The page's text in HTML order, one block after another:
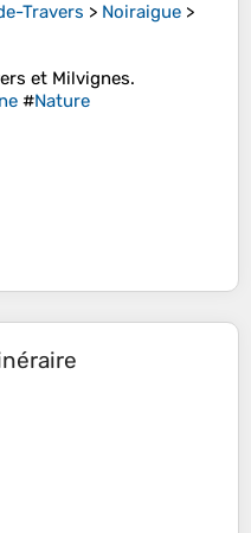
Travers > Noiraigue >
et Milvignes.
#Nature